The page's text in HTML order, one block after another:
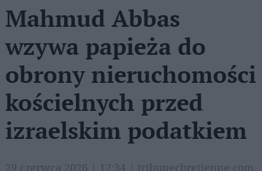
Mahmud Abbas
wzywa papieża do
obrony nieruchomości
kościelnych przed
izraelskim podatkiem
29 czerwca 2026 | 17:34 | tribunechretienne.com,